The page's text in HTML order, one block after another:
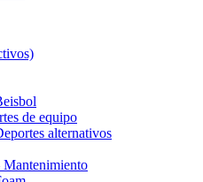
de equipo
alternativos
Mantenimiento